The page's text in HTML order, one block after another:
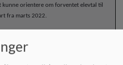
kunne orientere om forventet elevtal til
fra marts 2022.
22 elever til førskole-opstart.